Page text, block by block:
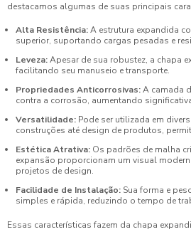
destacamos algumas de suas principais
Alta Resistência:A estrutura expandida
superior, suportando cargas pesadas e
Leveza:Apesar de sua robustez, a chapa
facilitando seu manuseio e transporte.
Propriedades Anticorrosivas:A camada
contra a corrosão, aumentando
Versatilidade: Pode ser utilizada em
construções até design de produtos,
Estética Atrativa: Os padrões de malha
expansão proporcionam um visual
projetos de design.
Facilidade de Instalação: Sua forma e
simples e rápida, reduzindo o tempo de
Essas características fazem da chapa